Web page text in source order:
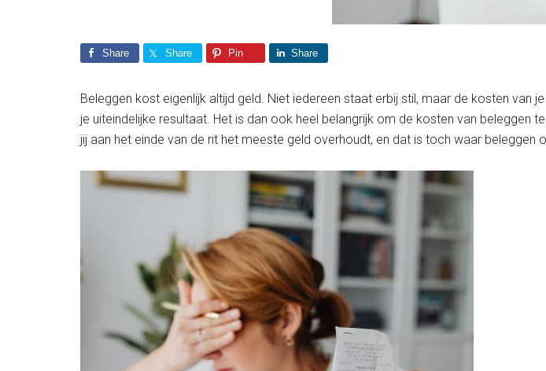
Share Share Pin Share
Beleggen kost eigenlijk altijd geld. Niet iedereen staat erbij stil, maar de kosten van
je uiteindelijke resultaat. Het is dan ook heel belangrijk om de kosten van beleggen
jij aan het einde van de rit het meeste geld overhoudt, en dat is toch waar beleggen